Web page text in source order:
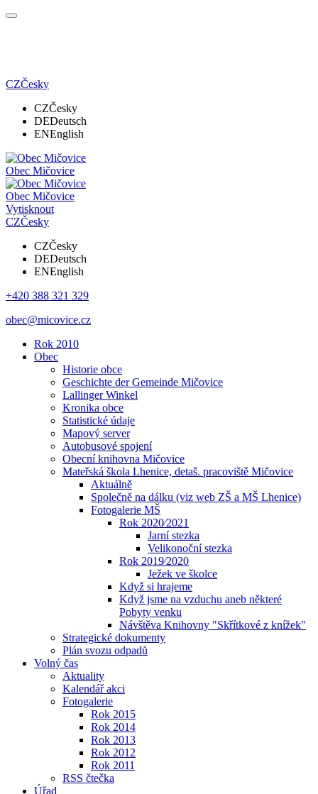
CZČesky
CZČesky
DEDeutsch
ENEnglish
Obec Mičovice
Obec Mičovice
Vytisknout
CZČesky
CZČesky
DEDeutsch
ENEnglish
+420 388 321 329
obec@micovice.cz
Rok 2010
Obec
Historie obce
Geschichte der Gemeinde Mičovice
Lallinger Winkel
Kronika obce
Statistické údaje
Mapový server
Autobusové spojení
Obecní knihovna Mičovice
Mateřská škola Lhenice, detaš. pracoviště Mičovice
Aktuálně
Společně na dálku (viz web ZŠ a MŠ Lhenice)
Fotogalerie MŠ
Rok 2020⁄2021
Jarní stezka
Velikonoční stezka
Rok 2019⁄2020
Ježek ve školce
Když si hrajeme
Když jsme na vzduchu aneb některé
Pobyty venku
Návštěva Knihovny "Skřítkové z knížek"
Strategické dokumenty
Plán svozu odpadů
Volný čas
Aktuality
Kalendář akci
Fotogalerie
Rok 2015
Rok 2014
Rok 2013
Rok 2012
Rok 2011
RSS čtečka
Úřad